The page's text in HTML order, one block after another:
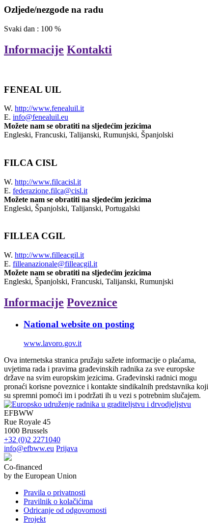
Ozljede/nezgode na radu
Svaki dan : 100 %
Informacije Kontakti
FENEAL UIL
W. http://www.fenealuil.it
E. info@fenealuil.eu
Možete nam se obratiti na sljedećim jezicima
Engleski, Francuski, Talijanski, Rumunjski, Španjolski
FILCA CISL
W. http://www.filcacisl.it
E. federazione.filca@cisl.it
Možete nam se obratiti na sljedećim jezicima
Engleski, Španjolski, Talijanski, Portugalski
FILLEA CGIL
W. http://www.filleacgil.it
E. filleanazionale@filleacgil.it
Možete nam se obratiti na sljedećim jezicima
Engleski, Španjolski, Francuski, Talijanski, Rumunjski
Informacije Poveznice
National website on posting
www.lavoro.gov.it
Ova internetska stranica pružaju sažete informacije o plaćama,
uvjetima rada i pravima građevinskih radnika za sve europske
države na svim europskim jezicima. Građevinski radnici mogu
pronaći korisne poveznice i kontakte sindikalnih predstavnika koji
su spremni pomoći im i podržati ih u vezi s potrebnim slučajem.
EFBWW
Rue Royale 45
1000 Brussels
+32 (0)2 2271040
info@efbww.eu Prijava
Co-financed
by the European Union
Pravila o privatnosti
Pravilnik o kolačićima
Odricanje od odgovornosti
Projekt